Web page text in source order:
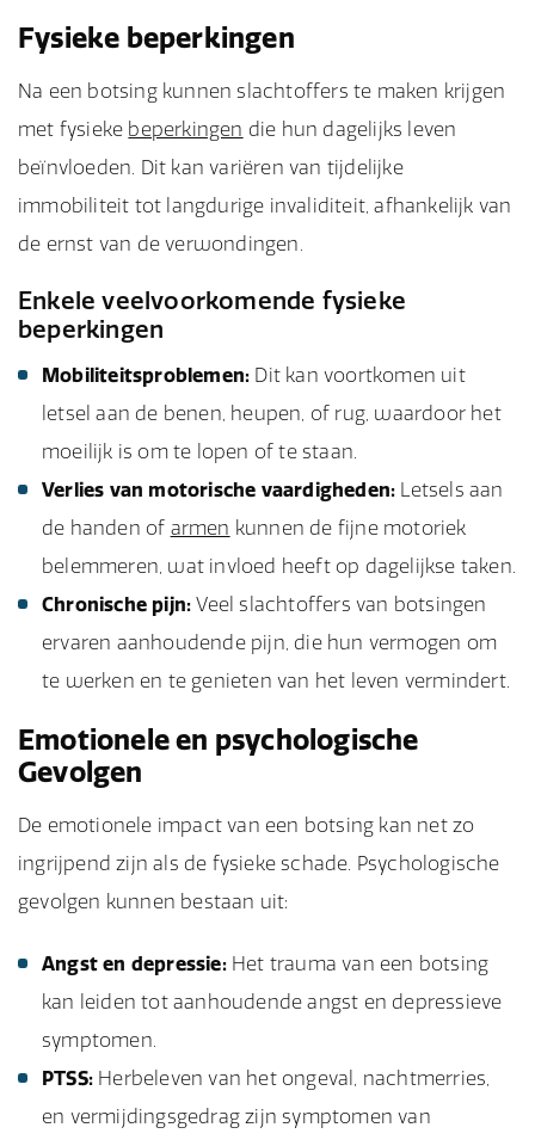
Fysieke beperkingen
Na een botsing kunnen slachtoffers te maken krijgen
met fysieke beperkingen die hun dagelijks leven
beïnvloeden. Dit kan variëren van tijdelijke
immobiliteit tot langdurige invaliditeit, afhankelijk van
de ernst van de verwondingen.
Enkele veelvoorkomende fysieke
beperkingen
Mobiliteitsproblemen: Dit kan voortkomen uit
letsel aan de benen, heupen, of rug, waardoor het
moeilijk is om te lopen of te staan.
Verlies van motorische vaardigheden: Letsels aan
de handen of armen kunnen de fijne motoriek
belemmeren, wat invloed heeft op dagelijkse taken.
Chronische pijn: Veel slachtoffers van botsingen
ervaren aanhoudende pijn, die hun vermogen om
te werken en te genieten van het leven vermindert.
Emotionele en psychologische
Gevolgen
De emotionele impact van een botsing kan net zo
ingrijpend zijn als de fysieke schade. Psychologische
gevolgen kunnen bestaan uit:
Angst en depressie:Het trauma van een botsing
kan leiden tot aanhoudende angst en depressieve
symptomen.
PTSS: Herbeleven van het ongeval, nachtmerries,
en vermijdingsgedrag zijn symptomen van